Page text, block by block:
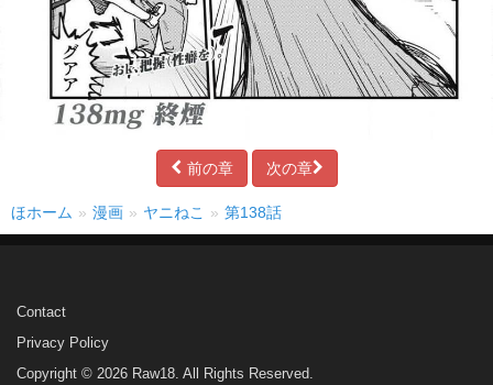
前の章 次の章
ほホーム 漫画 ヤニねこ 第138話
Contact
Privacy Policy
Copyright © 2026 Raw18. All Rights Reserved.